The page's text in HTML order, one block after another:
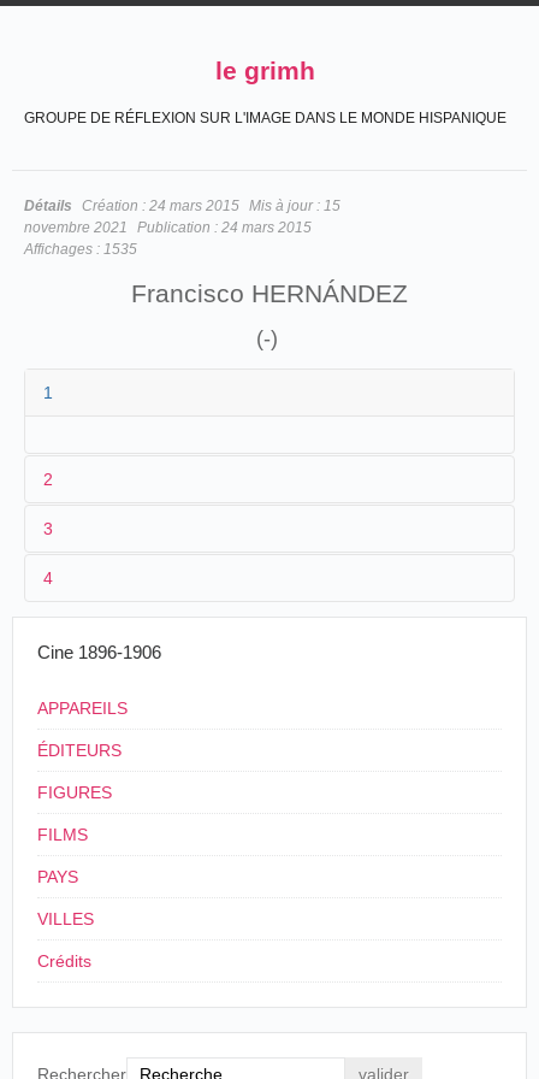
le grimh
GROUPE DE RÉFLEXION SUR L'IMAGE DANS LE MONDE HISPANIQUE
Détails Création : 24 mars 2015 Mis à jour : 15
novembre 2021
Publication : 24 mars 2015
Affichages : 1535
Francisco HERNÁNDEZ
(-)
1
2
Retiro de
3
4
Cine 1896-1906
APPAREILS
ÉDITEURS
FIGURES
FILMS
PAYS
VILLES
Crédits
Rechercher